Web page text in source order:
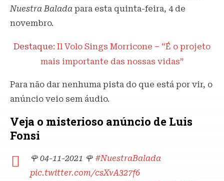
Nuestra Balada para esta quinta-feira, 4 de
novembro.
Destaque: Il Volo Sings Morricone – “É o projeto
mais importante das nossas vidas”
Para não dar nenhuma pista do que está por vir, o
anúncio veio sem áudio.
Veja o misterioso anúncio de Luis
Fonsi
🌹 04-11-2021 🌹 #NuestraBalada
pic.twitter.com/csXvA327f6